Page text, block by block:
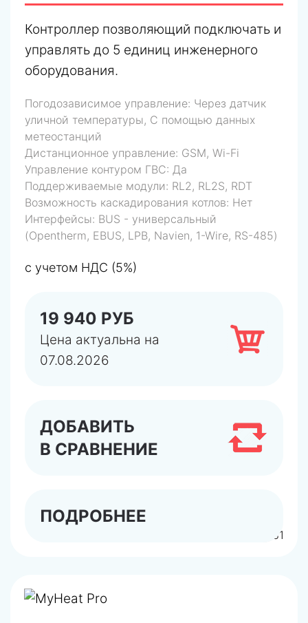
арт.6281
Контроллер позволяющий подключать и
управлять до 5 единиц инженерного
оборудования.
Погодозависимое управление: Через датчик
уличной температуры, С помощью данных
метеостанций
Дистанционное управление: GSM, Wi-Fi
Управление контуром ГВС: Да
Поддерживаемые модули: RL2, RL2S, RDT
Возможность каскадирования котлов: Нет
Интерфейсы: BUS - универсальный
(Opentherm, EBUS, LPB, Navien, 1-Wire, RS-485)
с учетом НДС (5%)
19 940 РУБ
Цена актуальна на
07.08.2026
ДОБАВИТЬ
В СРАВНЕНИЕ
ПОДРОБНЕЕ